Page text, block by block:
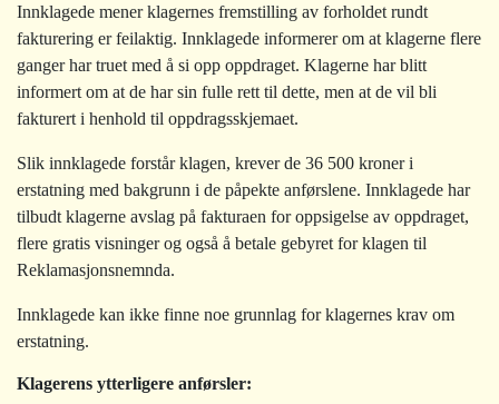
Innklagede mener klagernes fremstilling av forholdet rundt
fakturering er feilaktig. Innklagede informerer om at klagerne flere
ganger har truet med å si opp oppdraget. Klagerne har blitt
informert om at de har sin fulle rett til dette, men at de vil bli
fakturert i henhold til oppdragsskjemaet.
Slik innklagede forstår klagen, krever de 36 500 kroner i
erstatning med bakgrunn i de påpekte anførslene. Innklagede har
tilbudt klagerne avslag på fakturaen for oppsigelse av oppdraget,
flere gratis visninger og også å betale gebyret for klagen til
Reklamasjonsnemnda.
Innklagede kan ikke finne noe grunnlag for klagernes krav om
erstatning.
Klagerens ytterligere anførsler: